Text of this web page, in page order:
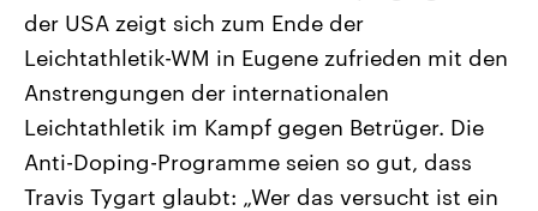
Landtagswahl Sachsen-Anhalt
2026
Alle Informationen
Sachsen-Anhalt wählt am 6.
September 2026 einen neuen
Landtag. Seit 2021 wird das
Bundesland von einer Koalition aus
CDU, SPD und FDP regiert.-
Umfragen, Prognosen,
USA
Aktuelle Beiträge,
Hintergründe
Wirtschaftlich und
gehören die Vereinigten
den mächtigsten Ländern
mit großem Einfluss auf
aktuelle Weltgeschehen.
der USA zeigt sich zum Ende der
Leichtathletik-WM in Eugene zufrieden mit den
Anstrengungen der internationalen
Leichtathletik im Kampf gegen Betrüger. Die
Anti-Doping-Programme seien so gut, dass
Travis Tygart glaubt: „Wer das versucht ist ein